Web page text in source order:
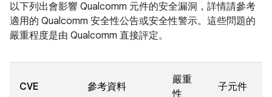
以下列出會影響 Qualcomm 元件的安全漏洞，詳情請參考
適用的 Qualcomm 安全性公告或安全性警示。這些問題的
嚴重程度是由 Qualcomm 直接評定。
CVE 參考資料
嚴重
性
子元件